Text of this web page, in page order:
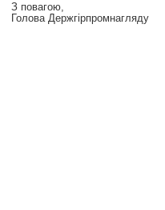
З повагою,
Голова